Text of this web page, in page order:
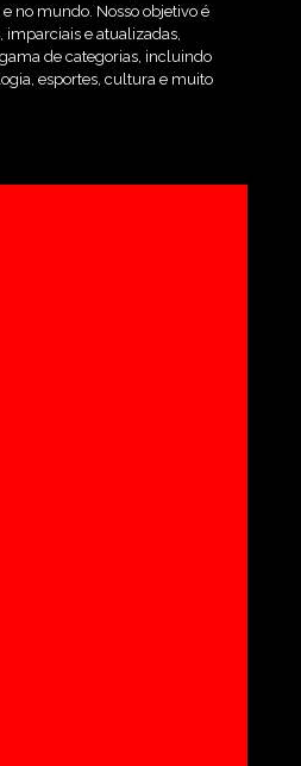
no mundo. Nosso objetivo é
imparciais e atualizadas,
de categorias, incluindo
esportes, cultura e muito